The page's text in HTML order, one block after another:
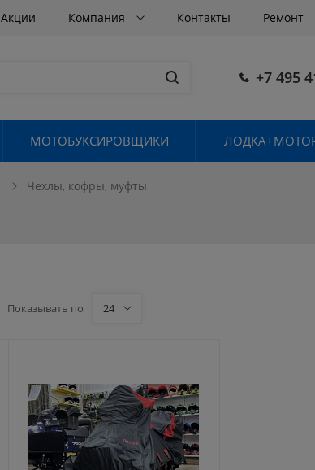
Акции Компания Контакты Ремонт
+7 495
МОТОБУКСИРОВЩИКИ
Чехлы, кофры, муфты
Показывать по 24